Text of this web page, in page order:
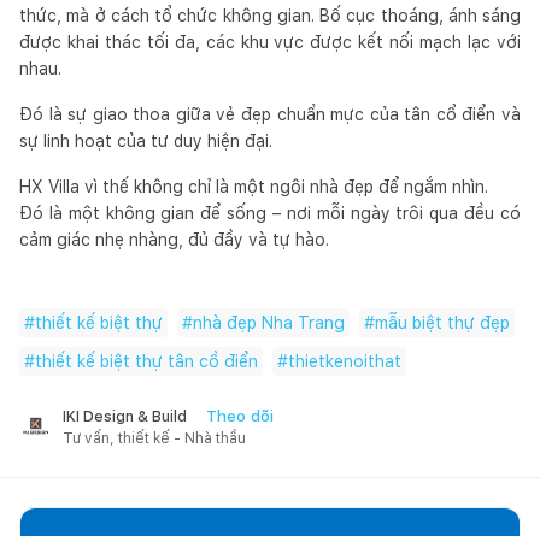
thức, mà ở cách tổ chức không gian. Bố cục thoáng, ánh sáng
được khai thác tối đa, các khu vực được kết nối mạch lạc với
nhau.
Đó là sự giao thoa giữa vẻ đẹp chuẩn mực của tân cổ điển và
sự linh hoạt của tư duy hiện đại.
HX Villa vì thế không chỉ là một ngôi nhà đẹp để ngắm nhìn.
Đó là một không gian để sống – nơi mỗi ngày trôi qua đều có
cảm giác nhẹ nhàng, đủ đầy và tự hào.
#thiết kế biệt thự #nhà đẹp Nha Trang #mẫu biệt thự đẹp
#thiết kế biệt thự tân cồ điển #thietkenoithat
IKI Design & Build Theo dõi
Tư vấn, thiết kế - Nhà thầu